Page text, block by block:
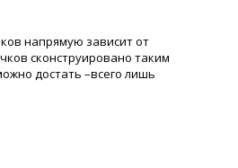
напрямую зависит от
сконструировано таким
достать –всего лишь